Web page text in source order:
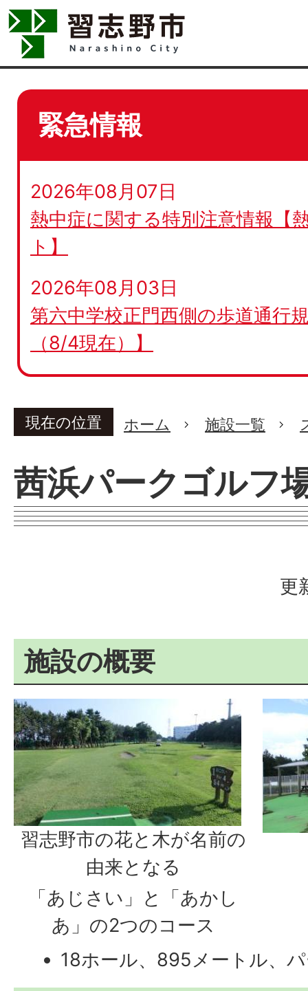
緊急情報
2026年08月07日
熱中症に関する特別注意情報【
ト】
2026年08月03日
第六中学校正門西側の歩道通行
（8/4現在）】
現在の位置 ホーム 施設一覧
茜浜パークゴルフ
更
施設の概要
習志野市の花と木が名前の
由来となる
「あじさい」と「あかし
あ」の2つのコース
18ホール、895メートル、